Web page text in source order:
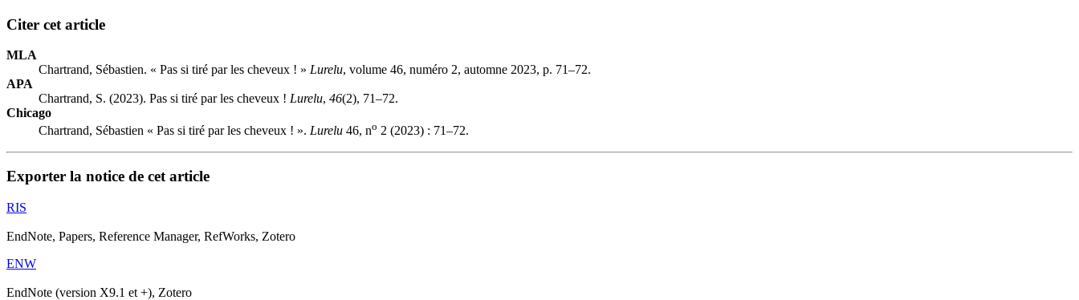
Citer cet article
MLA
Chartrand, Sébastien. « Pas si tiré par les cheveux ! » Lurelu, volume 46, numéro 2, automne 2023, p. 71–72.
APA
Chartrand, S. (2023). Pas si tiré par les cheveux ! Lurelu, 46(2), 71–72.
Chicago
Chartrand, Sébastien « Pas si tiré par les cheveux ! ». Lurelu 46, no 2 (2023) : 71–72.
Exporter la notice de cet article
RIS
EndNote, Papers, Reference Manager, RefWorks, Zotero
ENW
EndNote (version X9.1 et +), Zotero